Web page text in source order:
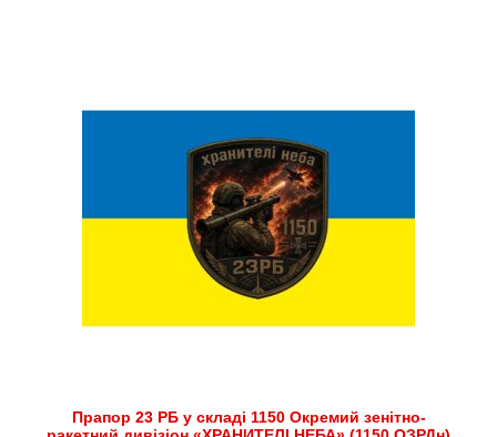
Прапор 23 РБ у складі 1150 Окремий зенітно-